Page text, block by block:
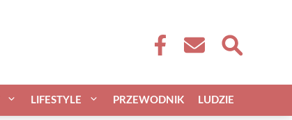
LIFESTYLE PRZEWODNIK LUDZIE